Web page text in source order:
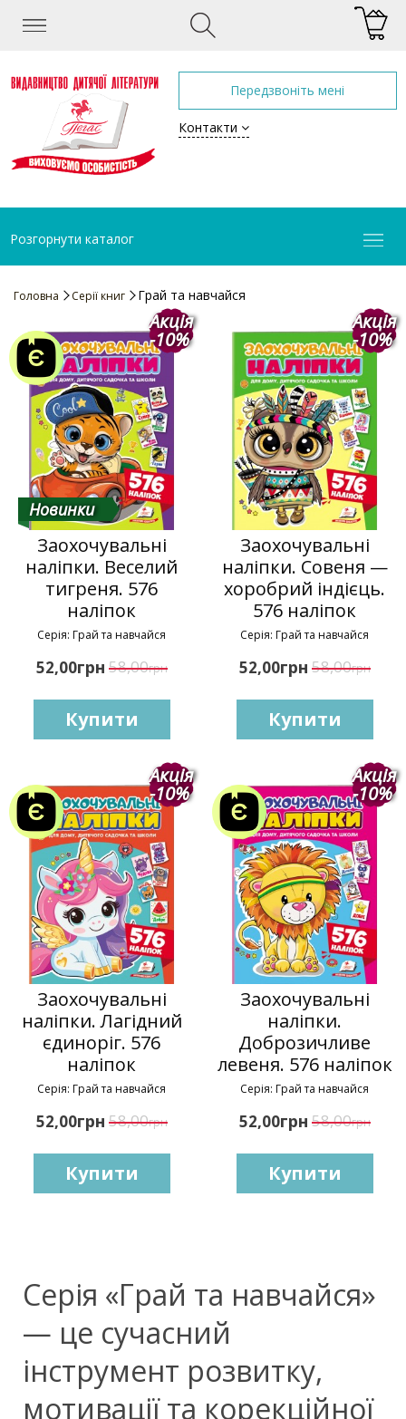
Передзвоніть мені
Контакти
Розгорнути каталог
Головна Серії книг Грай та навчайся
Акція
-10%
Новинки
Заохочувальні
наліпки. Веселий
тигреня. 576
наліпок
Серія: Грай та навчайся
52,00грн 58,00грн
Купити
Акція
-10%
Заохочувальні
наліпки. Совеня —
хоробрий індієць.
576 наліпок
Серія: Грай та навчайся
52,00грн 58,00грн
Купити
Акція
-10%
Заохочувальні
наліпки. Лагідний
єдиноріг. 576
наліпок
Серія: Грай та навчайся
52,00грн 58,00грн
Купити
Акція
-10%
Заохочувальні
наліпки.
Доброзичливе
левеня. 576 наліпок
Серія: Грай та навчайся
52,00грн 58,00грн
Купити
Серія «Грай та навчайся»
— це сучасний
інструмент розвитку,
мотивації та корекційної